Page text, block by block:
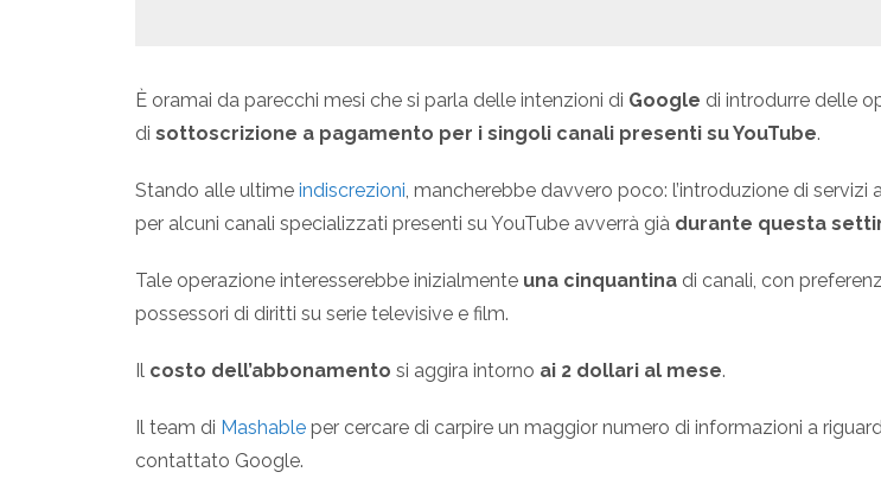
È oramai da parecchi mesi che si parla delle intenzioni di Google di introdurre delle
di sottoscrizione a pagamento per i singoli canali presenti su YouTube.
Stando alle ultime indiscrezioni , mancherebbe davvero poco: l’introduzione di servizi
per alcuni canali specializzati presenti su YouTube avverrà già durante questa
Tale operazione interesserebbe inizialmente una cinquantina di canali, con
possessori di diritti su serie televisive e film.
Il costo dell’abbonamento si aggira intorno ai 2 dollari al mese.
Il team di Mashable per cercare di carpire un maggior numero di informazioni a
contattato Google.